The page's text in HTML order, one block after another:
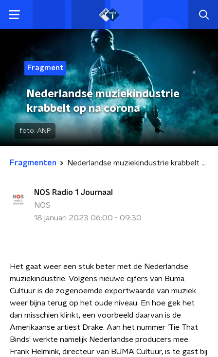
Fragment
Nederlandse muziekindustrie
krabbelt op na corona
foto: ANP
Fragmenten Nederlandse muziekindustrie krabbelt op na corona
NOS Radio 1 Journaal
NOS
18 januari 2023 06:00 - 09:30
Het gaat weer een stuk beter met de Nederlandse
muziekindustrie. Volgens nieuwe cijfers van Buma
Cultuur is de zogenoemde exportwaarde van muziek
weer bijna terug op het oude niveau. En hoe gek het
dan misschien klinkt, een voorbeeld daarvan is de
Amerikaanse artiest Drake. Aan het nummer 'Tie That
Binds' werkte namelijk Nederlandse producers mee.
Frank Helmink, directeur van BUMA Cultuur, is te gast bij